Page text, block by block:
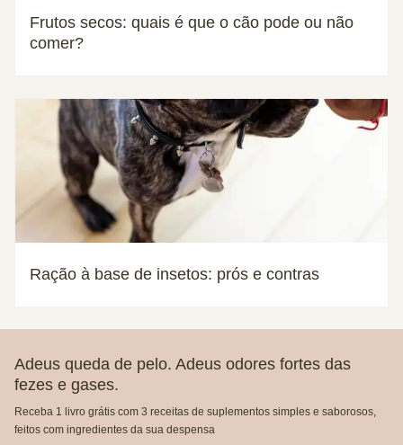
Frutos secos: quais é que o cão pode ou não
comer?
Ração à base de insetos: prós e contras
Adeus queda de pelo. Adeus odores fortes das
fezes e gases.
Receba 1 livro grátis com 3 receitas de suplementos simples e saborosos,
feitos com ingredientes da sua despensa